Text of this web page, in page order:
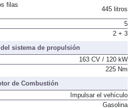
filas
445 litros
5
2 + 3
del sistema de propulsión
163 CV / 120 kW
225 Nm
de Combustión
Impulsar el vehículo
Gasolina